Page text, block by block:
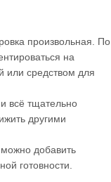
произвольная. По
на
или средством для
всё тщательно
другими
можно добавить
готовности.